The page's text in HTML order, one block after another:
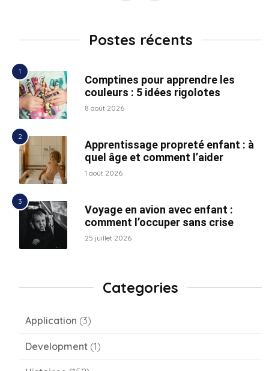
Postes récents
Comptines pour apprendre les
couleurs : 5 idées rigolotes
8 août 2026
Apprentissage propreté enfant : à
quel âge et comment l’aider
1 août 2026
Voyage en avion avec enfant :
comment l’occuper sans crise
25 juillet 2026
Categories
Application (3)
Development (1)